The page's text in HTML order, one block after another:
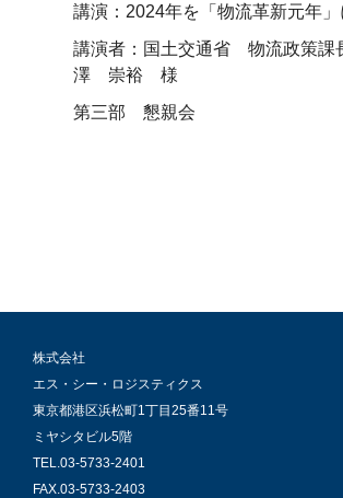
講演：2024年を「物流革新元年」
講演者：国土交通省 物流政策
澤 崇裕 様
第三部 懇親会
株式会社
エス・シー・ロジスティクス
東京都港区浜松町1丁目25番11号
ミヤシタビル5階
TEL.03-5733-2401
FAX.03-5733-2403